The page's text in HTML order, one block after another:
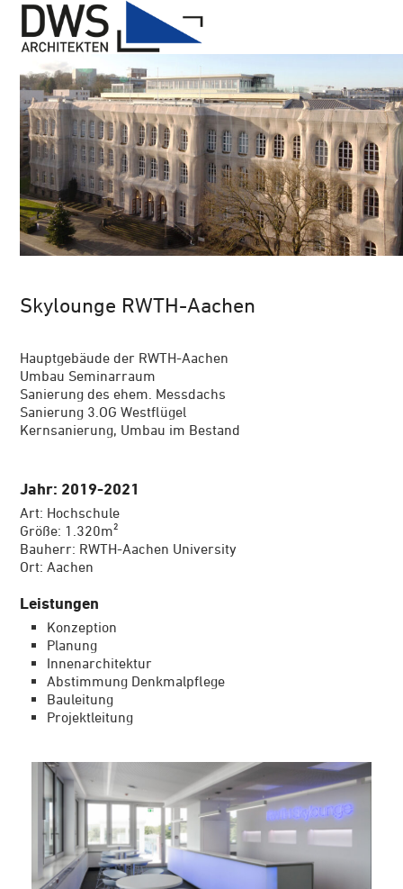
Skip
content
Open
mobile
menu
Close
mobile
menu
Skylounge RWTH-Aachen
Hauptgebäude der RWTH-Aachen
Umbau Seminarraum
Sanierung des ehem. Messdachs
Sanierung 3.OG Westflügel
Kernsanierung, Umbau im Bestand
Jahr: 2019-2021
Art: Hochschule
Größe: 1.320m²
Bauherr: RWTH-Aachen University
Ort: Aachen
Leistungen
Konzeption
Planung
Innenarchitektur
Abstimmung Denkmalpflege
Bauleitung
Projektleitung